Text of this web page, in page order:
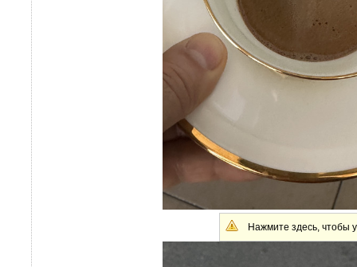
Нажмите здесь, чтобы